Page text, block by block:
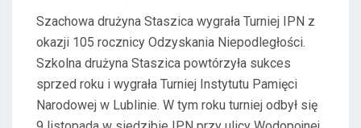
Szachowa drużyna Staszica wygrała Turniej IPN z
okazji 105 rocznicy Odzyskania Niepodległości.
Szkolna drużyna Staszica powtórzyła sukces
sprzed roku i wygrała Turniej Instytutu Pamięci
Narodowej w Lublinie. W tym roku turniej odbył się